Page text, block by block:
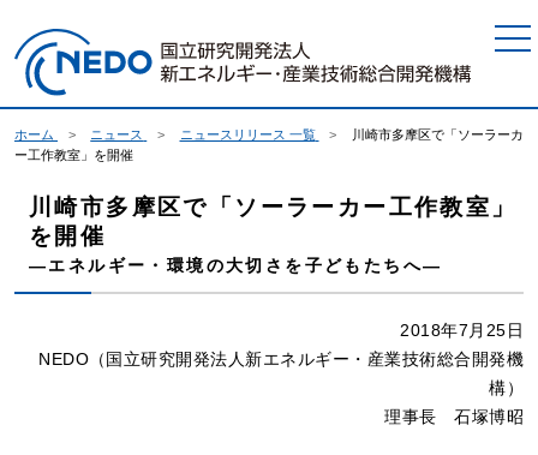
ホーム ニュース ニュースリリース 一覧
川崎市多摩区で「ソーラーカ
ー工作教室」を開催
川崎市多摩区で「ソーラーカー工作教室」
を開催
―エネルギー・環境の大切さを子どもたちへ―
2018年7月25日
NEDO（国立研究開発法人新エネルギー・産業技術総合開発機
構）
理事長 石塚博昭